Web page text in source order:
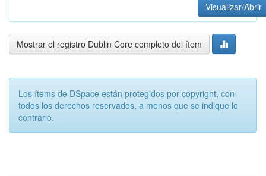
Visualizar/Abrir
Mostrar el registro Dublin Core completo del ítem
Los ítems de DSpace están protegidos por copyright, con
todos los derechos reservados, a menos que se indique lo
contrario.